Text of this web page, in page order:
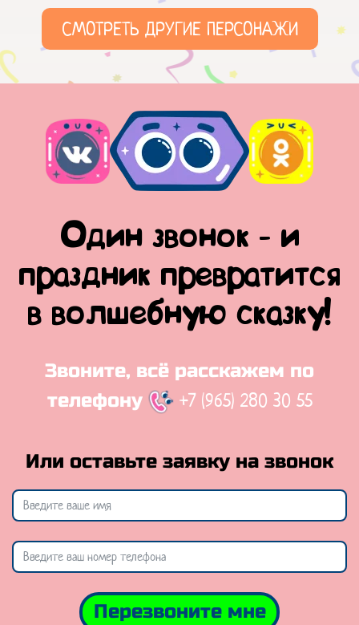
СМОТРЕТЬ ДРУГИЕ ПЕРСОНАЖИ
Один звонок - и
праздник превратится
в волшебную сказку!
Звоните, всё расскажем по
телефону
+7 (965) 280 30 55
Или оставьте заявку на звонок
Перезвоните мне